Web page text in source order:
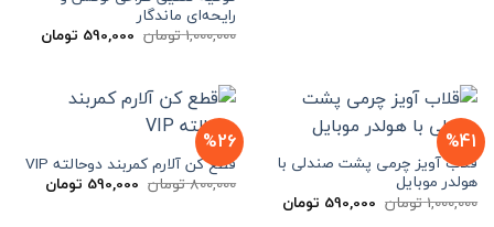
رایحه‌ای ماندگار
1,000,000تومان قیمت
اصلی
590,000 تومانقیمت
فعلی
%41
قلاب آویز چرمی پشت صندلی با
هولدر موبایل
1,000,000تومان قیمت
اصلی
590,000 تومانقیمت
فعلی
%26
قطع کن آلارم کمربند دوحالته VIP
800,000تومان قیمت
اصلی
590,000 تومانقیمت
فعلی